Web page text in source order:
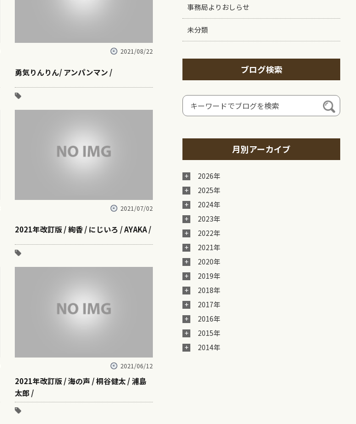
2021/08/22
勇気りんりん/ アンパンマン /
2021/07/02
2021年改訂版 / 絢香 / にじいろ / AYAKA /
2021/06/12
2021年改訂版 / 海の声 / 桐谷健太 / 浦島
太郎 /
事務局よりおしらせ
未分類
ブログ検索
月別アーカイブ
2026年
2025年
2024年
2023年
2022年
2021年
2020年
2019年
2018年
2017年
2016年
2015年
2014年